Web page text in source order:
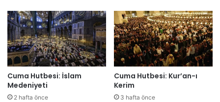
r
i
n
i
z
Cuma Hutbesi: İslam
Medeniyeti
2 hafta önce
Cuma Hutbesi: Kur’an-ı
Kerim
3 hafta önce